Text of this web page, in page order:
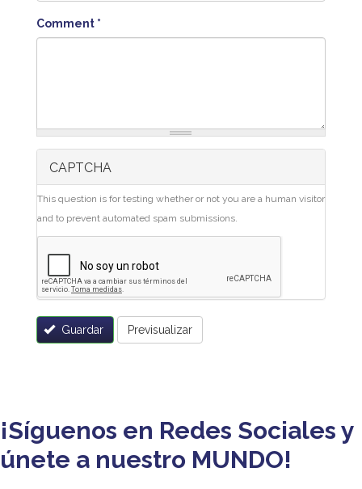
Comment *
CAPTCHA
This question is for testing whether or not you are a human visitor
and to prevent automated spam submissions.
Guardar Previsualizar
¡Síguenos en Redes Sociales y
únete a nuestro MUNDO!